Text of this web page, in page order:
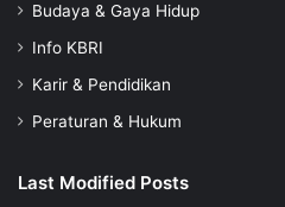
Budaya & Gaya Hidup
Info KBRI
Karir & Pendidikan
Peraturan & Hukum
Last Modified Posts